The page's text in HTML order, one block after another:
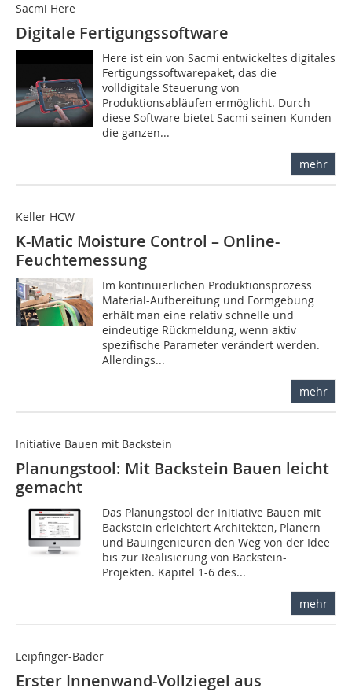
Sacmi Here
Digitale Fertigungssoftware
Here ist ein von Sacmi entwickeltes digitales
Fertigungssoftwarepaket, das die
volldigitale Steuerung von
Produktionsabläufen ermöglicht. Durch
diese Software bietet Sacmi seinen Kunden
die ganzen...
mehr
Keller HCW
K-Matic Moisture Control – Online-
Feuchtemessung
Im kontinuierlichen Produktionsprozess
Material-Aufbereitung und Formgebung
erhält man eine relativ schnelle und
eindeutige Rückmeldung, wenn aktiv
spezifische Parameter verändert werden.
Allerdings...
mehr
Initiative Bauen mit Backstein
Planungstool: Mit Backstein Bauen leicht
gemacht
Das Planungstool der Initiative Bauen mit
Backstein erleichtert Architekten, Planern
und Bauingenieuren den Weg von der Idee
bis zur Realisierung von Backstein-
Projekten. Kapitel 1-6 des...
mehr
Leipfinger-Bader
Erster Innenwand-Vollziegel aus